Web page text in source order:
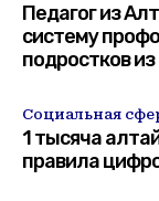
Педагог из
систему
подростков
Социальная
1 тысяча
правила